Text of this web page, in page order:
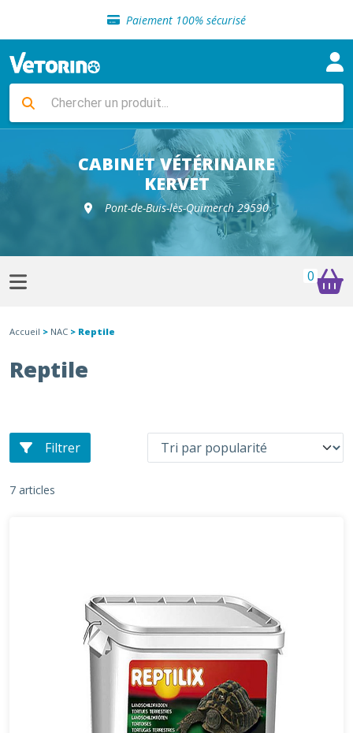
Paiement 100% sécurisé
Livraison gratuite en clinique vétérinaire
Sélection de croquettes vétérinaire
Livraison gratuite en clinique vétérinaire
Retour gratuit en clinique
Sélection de croquettes vétérinaire
CABINET VÉTÉRINAIRE
KERVET
Pont-de-Buis-lès-Quimerch 29590
0
Accueil > NAC > Reptile
Reptile
Filtrer
7 articles